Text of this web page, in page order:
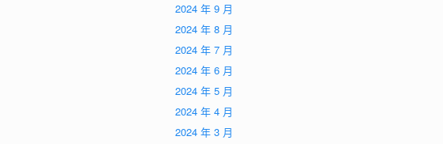
2024 年 9 月
2024 年 8 月
2024 年 7 月
2024 年 6 月
2024 年 5 月
2024 年 4 月
2024 年 3 月